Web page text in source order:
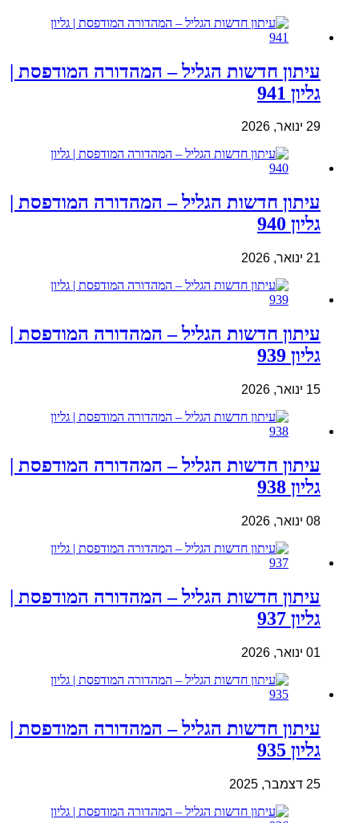
עיתון חדשות הגליל – המהדורה המודפסת |
גליון 941
29 ינואר, 2026
עיתון חדשות הגליל – המהדורה המודפסת |
גליון 940
21 ינואר, 2026
עיתון חדשות הגליל – המהדורה המודפסת |
גליון 939
15 ינואר, 2026
עיתון חדשות הגליל – המהדורה המודפסת |
גליון 938
08 ינואר, 2026
עיתון חדשות הגליל – המהדורה המודפסת |
גליון 937
01 ינואר, 2026
עיתון חדשות הגליל – המהדורה המודפסת |
גליון 935
25 דצמבר, 2025